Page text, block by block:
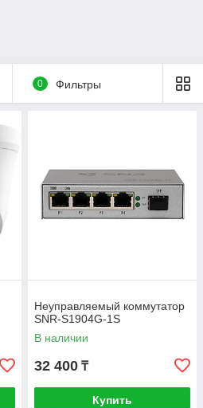
0 Фильтры
Неуправляемый коммутатор
SNR-S1904G-1S
В наличии
32 400 ₸
Купить